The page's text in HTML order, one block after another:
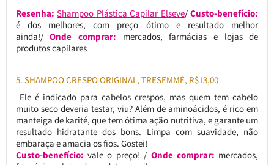
Resenha: Shampoo Plástica Capilar Elseve/Custo-benefício:
é dos melhores, com preço ótimo e resultado melhor
ainda!/Onde comprar: mercados, farmácias e lojas de
produtos capilares
5. SHAMPOO CRESPO ORIGINAL, TRESEMMÉ, R$13,00
Ele é indicado para cabelos crespos, mas quem tem cabelo
muito seco deveria testar, viu? Além de aminoácidos, é rico em
manteiga de karité, que tem ótima ação nutritiva, e garante um
resultado hidratante dos bons. Limpa com suavidade, não
embaraça e amacia os fios. Gostei!
Custo-benefício: vale o preço! / Onde comprar: mercados,